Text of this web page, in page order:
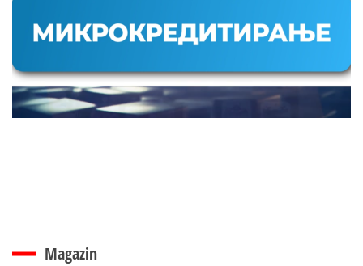
Magazin